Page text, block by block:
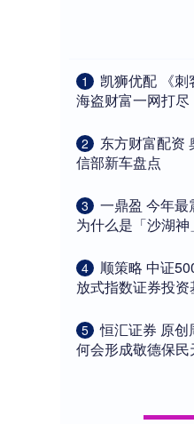
1
凯狮优配 《刺
海盗财富一网打尽
2
东方财富配资
信部新车盘点
3
一鼎盈 今年最
为什么是「沙湖神
4
顺策略 中证
放式指数证券投
5
恒汇证券 原
何会形成敬德保民